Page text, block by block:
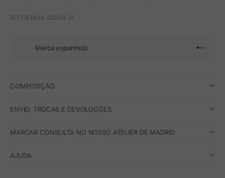
REFERÊNCIA: 200132.35
Marca espanhola Ir para o
Ir para
Ir para
Ir para
COMPOSIÇÃO
ENVIO, TROCAS E DEVOLUÇÕES
MARCAR CONSULTA NO NOSSO ATELIER DE MADRID
AJUDA